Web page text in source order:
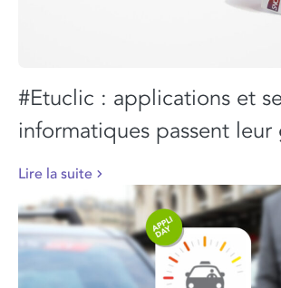
#Etuclic : applications et
informatiques passent leur
Lire la suite